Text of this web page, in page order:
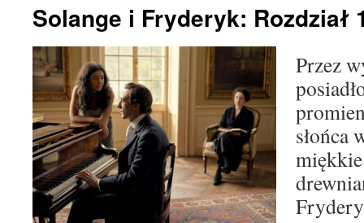
Solange i Fryderyk: Rozdział
Przez
słońca